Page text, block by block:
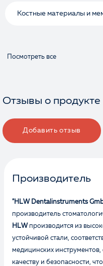
Костные материалы и
Посмотреть все
Отзывы о продукте
Добавить отзыв
Производитель
"HLW Dentalinstruments
производитель
HLW производится из
устойчивой стали,
медицинских инструментов,
качеству и безопасности,